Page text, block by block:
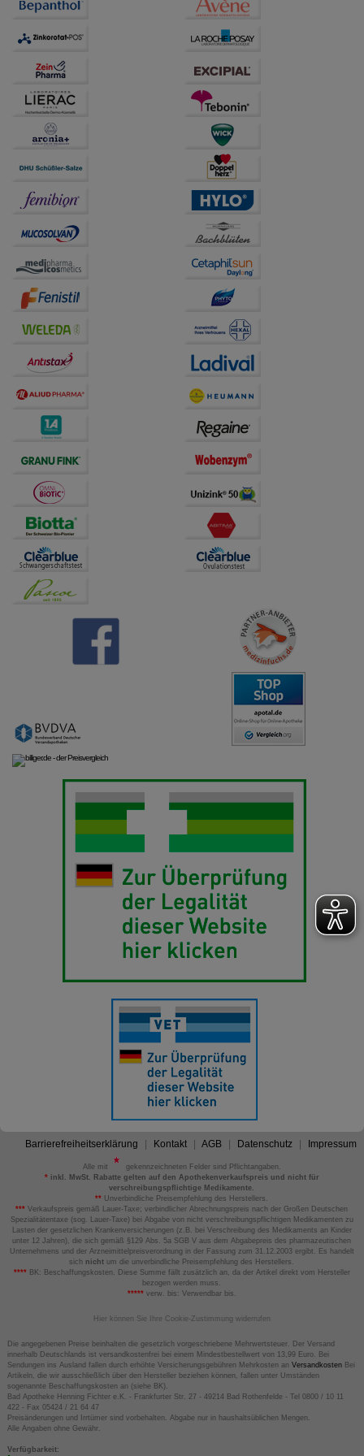
Dritte wie z.B. Google oder soziale Medien
Barrierefreiheitserklärung Kontakt AGB Datenschutz Impressum
Alle mit
gekennzeichneten Felder sind Pflichtangaben.
*inkl. MwSt. Rabatte gelten auf den Apothekenverkaufspreis und nicht für
verschreibungspflichtige Medikamente.
** Unverbindliche Preisempfehlung des Herstellers.
*** Verkaufspreis gemäß Lauer-Taxe; verbindlicher Abrechnungspreis nach der Großen Deutschen
Spezialitätentaxe (sog. Lauer-Taxe) bei Abgabe von nicht verschreibungspflichtigen Medikamenten zu
Lasten der gesetzlichen Krankenversicherungen (z.B. bei Verschreibung des Medikaments an Kinder
unter 12 Jahren), die sich gemäß §129 Abs. 5a SGB V aus dem Abgabepreis des pharmazeutischen
Unternehmens und der Arzneimittelpreisverordnung in der Fassung zum 31.12.2003 ergibt. Es handelt
sich nicht um die unverbindliche Preisempfehlung des Herstellers.
****BK: Beschaffungskosten. Diese Summe fällt zusätzlich an, da der Artikel direkt vom Hersteller
bezogen werden muss.
*****verw. bis: Verwendbar bis.
Hier können Sie Ihre Cookie-Zustimmung widerrufen
Die angegebenen Preise beinhalten die gesetzlich vorgeschriebene Mehrwertsteuer. Der Versand
innerhalb Deutschlands ist versandkostenfrei bei einem Mindestbestellwert von 13,99 Euro. Bei
Sendungen ins Ausland fallen durch erhöhte Versicherungsgebühren Mehrkosten an VersandkostenBei
Artikeln, die wir ausschließlich über den Hersteller beziehen können, fallen unter Umständen
sogenannte Beschaffungskosten an (siehe BK).
Bad Apotheke Henning Fichter e.K. - Frankfurter Str. 27 - 49214 Bad Rothenfelde - Tel 0800 / 10 11
422 - Fax 05424 / 21 64 47
Preisänderungen und Irrtümer sind vorbehalten. Abgabe nur in haushaltsüblichen Mengen.
Alle Angaben ohne Gewähr.
Verfügbarkeit: